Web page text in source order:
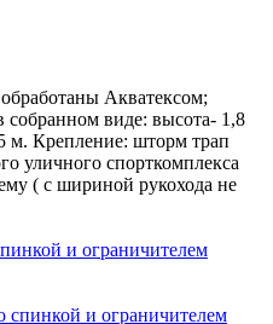
Акватексом;
виде: высота- 1,8
м. Крепление: шторм трап
уличного спорткомплекса
( с шириной рукохода не
и ограничителем